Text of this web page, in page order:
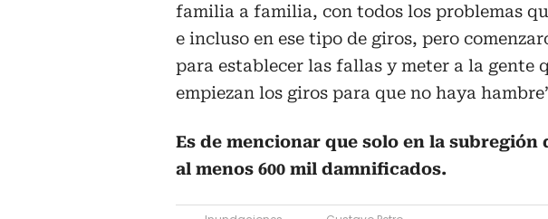
familia a familia, con todos los problemas
e incluso en ese tipo de giros, pero
para establecer las fallas y meter a la gente
empiezan los giros para que no haya
Es de mencionar que solo en la subregión
al menos 600 mil damnificados.